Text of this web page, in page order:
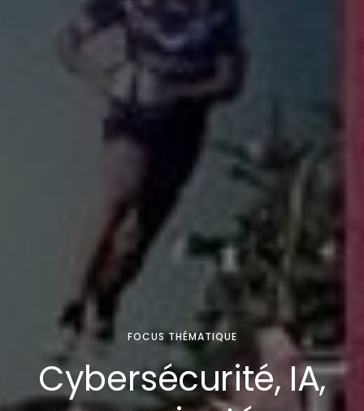
FOCUS THÉMATIQUE
Cybersécurité, IA,